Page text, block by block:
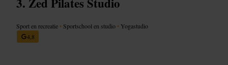
Sport en recreatie • Sportschool en studio • Yogastudio
4,8